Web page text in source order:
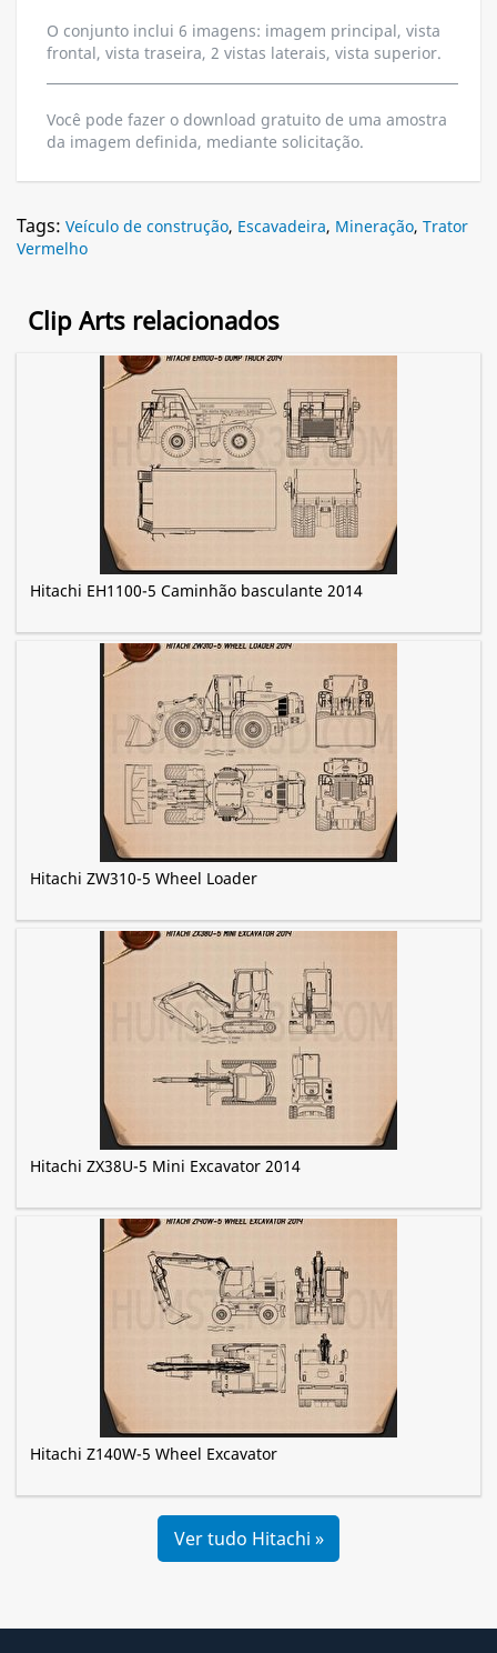
O conjunto inclui 6 imagens: imagem principal, vista
frontal, vista traseira, 2 vistas laterais, vista superior.
Você pode fazer o download gratuito de uma amostra
da imagem definida, mediante solicitação.
Tags: Veículo de construção, Escavadeira, Mineração, Trator
Vermelho
Clip Arts relacionados
Hitachi EH1100-5 Caminhão basculante 2014
Hitachi ZW310-5 Wheel Loader
Hitachi ZX38U-5 Mini Excavator 2014
Hitachi Z140W-5 Wheel Excavator
Ver tudo Hitachi »